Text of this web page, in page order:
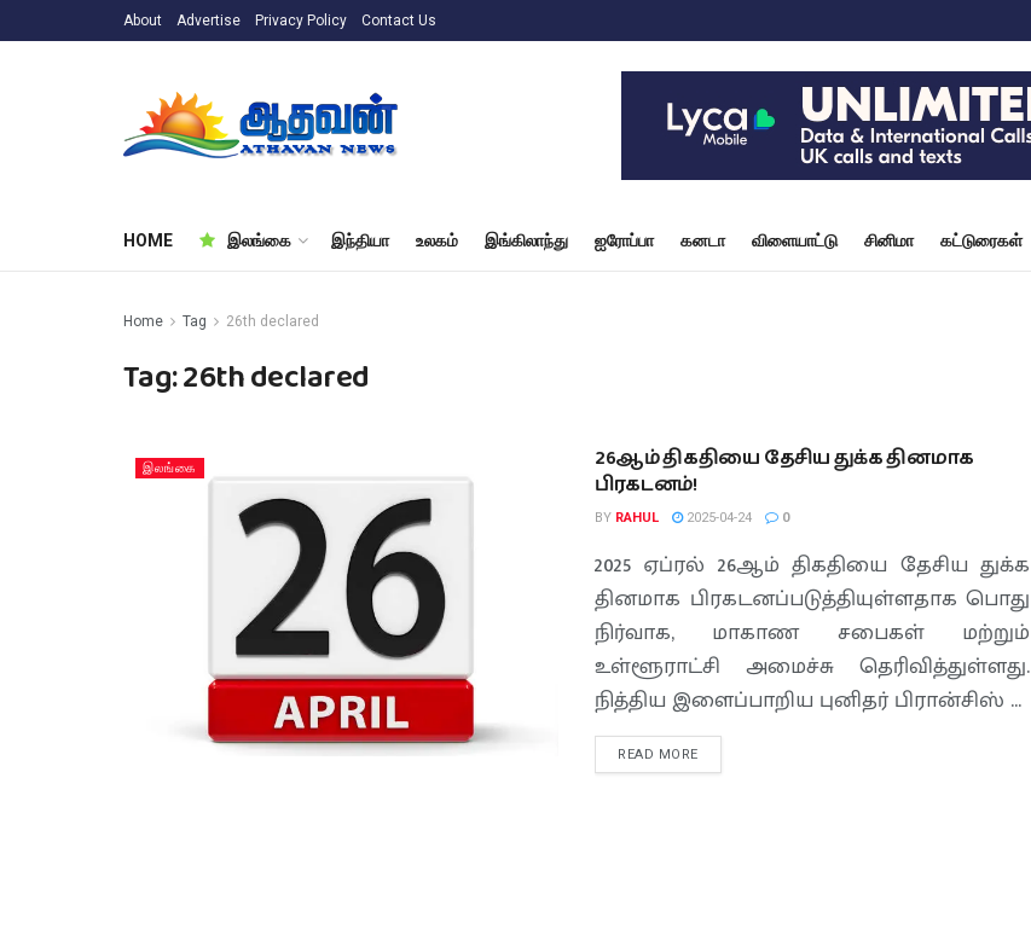
About Advertise Privacy Policy Contact Us
HOME இலங்கை இந்தியா உலகம் இங்கிலாந்து ஐரோப்பா கனடா விளையாட்டு சினிமா கட்டுரைகள்
Home Tag 26th declared
Tag:26th declared
இலங்கை
26ஆம் திகதியை தேசிய துக்க தினமாக
பிரகடனம்!
BY RAHUL 2025-04-24 0
2025 ஏப்ரல் 26ஆம் திகதியை தேசிய துக்க
தினமாக பிரகடனப்படுத்தியுள்ளதாக பொது
நிர்வாக, மாகாண சபைகள் மற்றும்
உள்ளூராட்சி அமைச்சு தெரிவித்துள்ளது.
நித்திய இளைப்பாறிய புனிதர் பிரான்சிஸ் ...
READ MORE